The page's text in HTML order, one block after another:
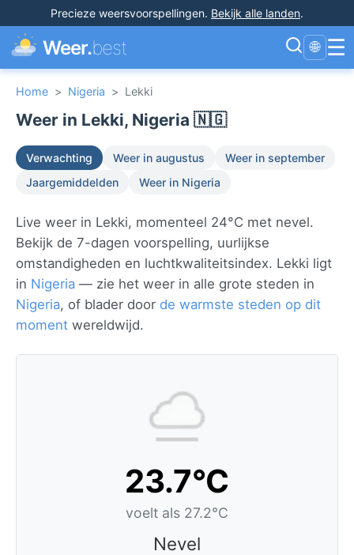
Precieze weersvoorspellingen. Bekijk alle landen.
Weer.best 🌐 ☰
Home > Nigeria > Lekki
Weer in Lekki, Nigeria 🇳🇬
Verwachting Weer in augustus
Weer in september
Jaargemiddelden
Weer in Nigeria
Live weer in Lekki, momenteel 24°C met nevel.
Bekijk de 7-dagen voorspelling, uurlijkse
omstandigheden en luchtkwaliteitsindex. Lekki ligt
in Nigeria — zie het weer in alle grote steden in
Nigeria, of blader door de warmste steden op dit
moment wereldwijd.
23.7°C
voelt als 27.2°C
Nevel